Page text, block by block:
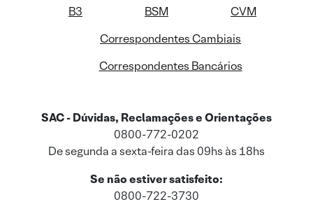
B3 BSM
CVM
Correspondentes Cambiais
Correspondentes Bancários
SAC - Dúvidas, Reclamações e Orientações
0800-772-0202
De segunda a sexta-feira das 09hs às 18hs
Se não estiver satisfeito:
0800-722-3730